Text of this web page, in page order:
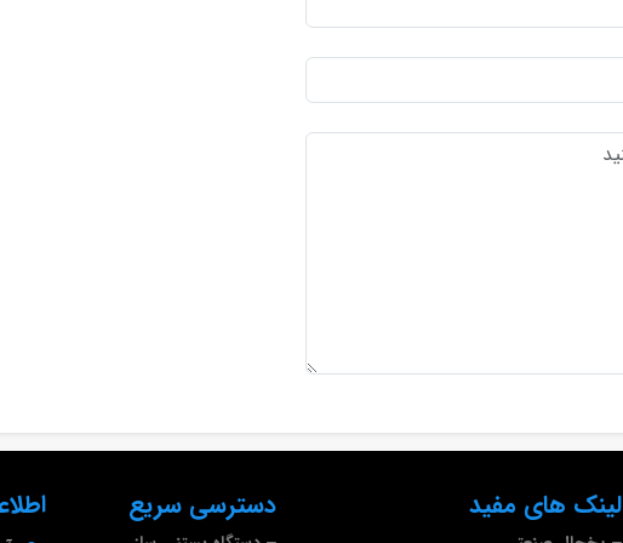
لینک های مفید دسترسی سریع